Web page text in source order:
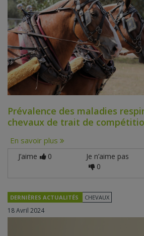
Prévalence des maladies
chevaux de trait de
En savoir plus
J’aime 0
Je n’aime pas
0
DERNIÈRES ACTUALITÉS CHEVAUX
18 Avril 2024